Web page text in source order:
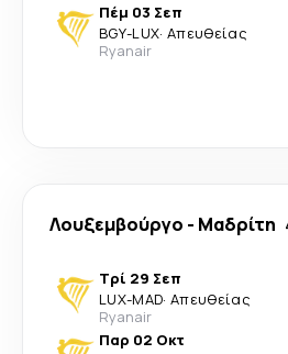
Πέμ 03 Σεπ
BGY-LUX· Απευθείας
Ryanair
Λουξεμβούργο - Μαδρίτη
Τρί 29 Σεπ
LUX-MAD· Απευθείας
Ryanair
Παρ 02 Οκτ